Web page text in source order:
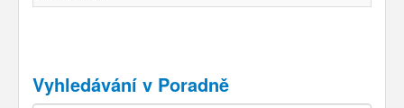
Vyhledávání v Poradně